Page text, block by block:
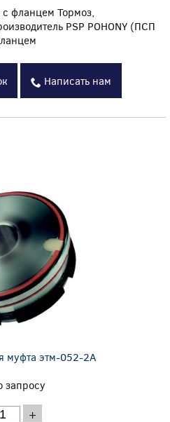
фланцем Тормоз,
PSP POHONY (ПСП
Написать нам
муфта этм-052-2А
запросу
+